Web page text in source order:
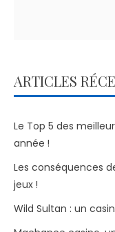
ARTICLES
Le Top 5 des
année !
Les conséquences
jeux !
Wild Sultan : un